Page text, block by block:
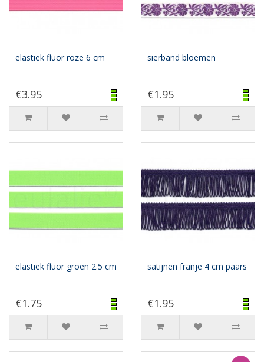
elastiek fluor roze 6 cm
€3.95
sierband bloemen
€1.95
elastiek fluor groen 2.5 cm
€1.75
satijnen franje 4 cm paars
€1.95